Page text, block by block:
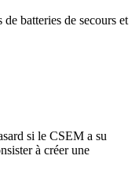
batteries de secours et
si le CSEM a su
à créer une